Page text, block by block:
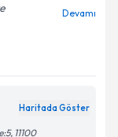
Devamı
Haritada Göster
11100